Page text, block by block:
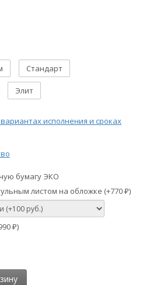
Стандарт
Элит
исполнения и сроках
бумагу ЭКО
листом на обложке (+770 ₽)
₽)